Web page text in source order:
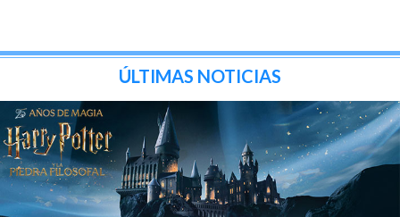
ÚLTIMAS NOTICIAS